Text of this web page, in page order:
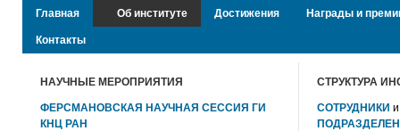
Главная Об институте Достижения Награды и
Контакты
НАУЧНЫЕ МЕРОПРИЯТИЯ
ФЕРСМАНОВСКАЯ НАУЧНАЯ СЕССИЯ ГИ
КНЦ РАН
СТРУКТУРА
СОТРУДНИКИ